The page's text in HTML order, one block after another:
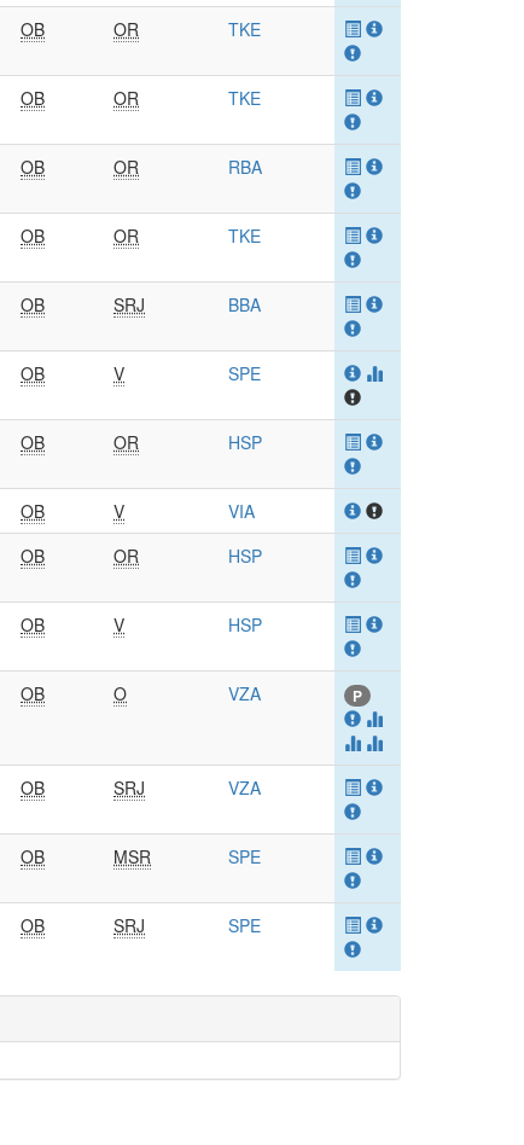
OB OR TKE
OB OR TKE
OB OR RBA
OB OR TKE
OB SRJ BBA
OB V SPE
OB OR HSP
OB V
VIA
OB OR HSP
OB V HSP
OB O VZA P
OB SRJ VZA
OB MSR SPE
OB SRJ SPE